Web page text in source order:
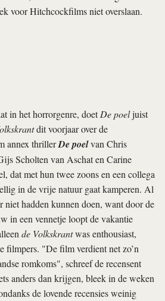
voor Hitchcockfilms niet overslaan.
in het horrorgenre, doetDe poeljuist
dit voorjaar over de
annex thrillerDe poelvan Chris
Scholten van Aschat en Carine
dat met hun twee zoons en een collega
in de vrije natuur gaat kamperen. Al
niet hadden kunnen doen, want door de
in een vennetje loopt de vakantie
de Volkskrantwas enthousiast,
filmpers. "De film verdient net zo’n
romkoms", schreef de recensent
anders dan krijgen, bleek in de weken
de lovende recensies weinig